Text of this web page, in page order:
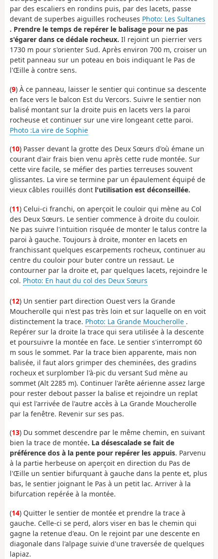
par des escaliers en rondins puis, par des lacets, passe
devant de superbes aiguilles rocheuses Photo: Les Sultanes
. Prendre le temps de repérer le balisage pour ne pas
s'égarer dans ce dédale rocheux. Il rejoint un pierrier vers
1730 m pour s'orienter Sud. Après environ 700 m, croiser un
petit panneau sur un poteau en bois indiquant le Pas de
l'Œille à contre sens.
(9) À ce panneau, laisser le sentier qui continue sa descente
en face vers le balcon Est du Vercors. Suivre le sentier non
balisé montant sur la droite puis en lacets vers la paroi
rocheuse et continuer sur une vire longeant cette paroi.
Photo :La vire de Sophie
(10) Passer devant la grotte des Deux Sœurs d'où émane un
courant d'air frais bien venu après cette rude montée. Sur
cette vire facile, se méfier des parties terreuses souvent
glissantes. La vire se termine par un épaulement équipé de
vieux câbles rouillés dont l'utilisation est déconseillée.
(11) Celui-ci franchi, on aperçoit le couloir qui mène au Col
des Deux Sœurs. Le sentier commence à droite du couloir.
Ne pas suivre l'intuition risquée de monter le talus contre la
paroi à gauche. Toujours à droite, monter en lacets en
franchissant quelques escarpements rocheux, continuer au
centre du couloir pour buter contre un ressaut. Le
contourner par la droite et, par quelques lacets, rejoindre le
col. Photo: En haut du col des Deux Sœurs
(12) Un sentier part direction Ouest vers la Grande
Moucherolle qui n'est pas très loin et sur laquelle on en voit
distinctement la trace. Photo: La Grande Moucherolle .
Repérer sur la droite la trace qui sera utilisée à la descente
et poursuivre la montée en face. Le sentier s'interrompt 60
m sous le sommet. Par la trace bien apparente, mais non
balisée, il faut alors grimper des cheminées, des gradins
rocheux et surplomber l'à-pic du versant Sud mène au
sommet (Alt 2285 m). Continuer l'arête aérienne assez large
pour rester debout passer la balise et rejoindre un replat
qui est l'arrivée de l'autre accès à La Grande Moucherolle
par la fenêtre. Revenir sur ses pas.
(13) Du sommet descendre par le même chemin, en suivant
bien la trace de montée. La désescalade se fait de
préférence dos à la pente pour repérer les appuis. Parvenu
à la partie herbeuse on aperçoit en direction du Pas de
l'Œille un sentier bifurquant à gauche dans la pente et, plus
bas, le sentier joignant le Pas à un petit lac. Arriver à la
bifurcation repérée à la montée.
(14) Quitter le sentier de montée et prendre la trace à
gauche. Celle-ci se perd, alors viser en bas le chemin qui
gagne la retenue d'eau. On le rejoint par une descente en
diagonale dans l'alpage suivie d'une traversée de quelques
lapiaz.